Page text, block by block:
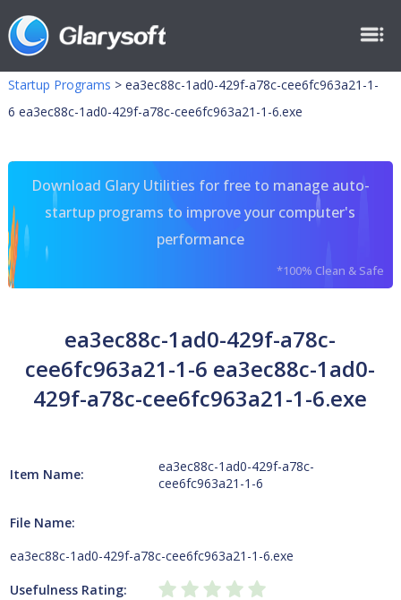
Startup Programs > ea3ec88c-1ad0-429f-a78c-cee6fc963a21-1-
6 ea3ec88c-1ad0-429f-a78c-cee6fc963a21-1-6.exe
Download Glary Utilities for free to manage auto-
startup programs to improve your computer's
performance
*100% Clean & Safe
ea3ec88c-1ad0-429f-a78c-
cee6fc963a21-1-6 ea3ec88c-1ad0-
429f-a78c-cee6fc963a21-1-6.exe
Item Name:
ea3ec88c-1ad0-429f-a78c-
cee6fc963a21-1-6
File Name:
ea3ec88c-1ad0-429f-a78c-cee6fc963a21-1-6.exe
Usefulness Rating: